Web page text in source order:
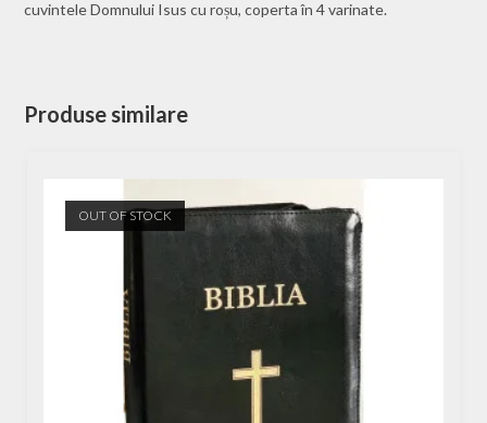
cuvintele Domnului Isus cu roșu, coperta în 4 varinate.
Produse similare
OUT OF STOCK